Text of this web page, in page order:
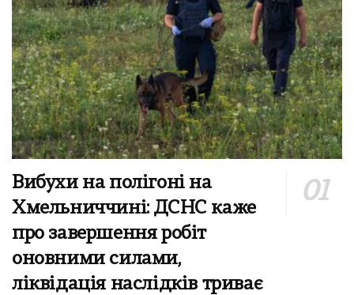
Вибухи на полігоні на
Хмельниччині: ДСНС каже
про завершення робіт
оновними силами,
ліквідація наслідків триває